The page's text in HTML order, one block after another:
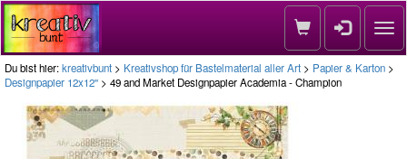
Du bist hier:kreativbunt > Kreativshop für Bastelmaterial aller Art > Papier & Karton >
Designpapier 12x12'' > 49 and Market Designpapier Academia - Champion